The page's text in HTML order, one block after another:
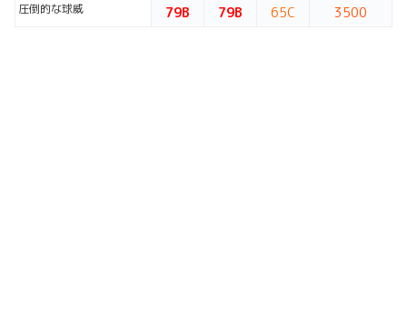
圧倒的な球威
79B 79B 65C 3500